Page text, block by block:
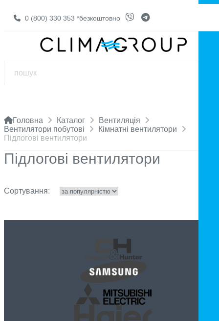
0 (800) 330 353 *безкоштовно
Головна Каталог
Вентиляція
Вентилятори побутові
Кімнатні вентилятори
Підлогові вентилятори
Підлогові вентилятори
Сортування: